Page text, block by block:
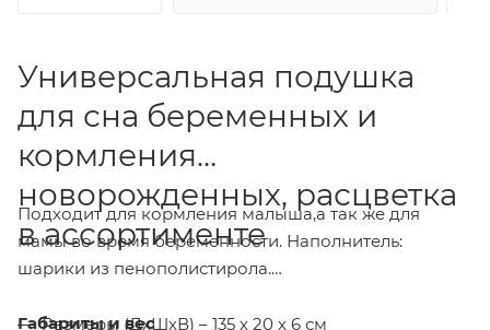
Универсальная подушка
для сна беременных и
кормления
новорожденных, расцветка
в ассортименте
Подходит для кормления малыша,а так же для
мамы во время беременности. Наполнитель:
шарики из пенополистирола.
Габариты и вес
Размеры (ДхШхВ) – 135 х 20 х 6 см